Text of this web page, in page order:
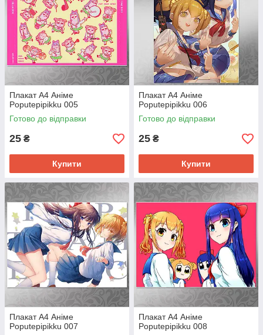
Плакат А4 Аніме
Poputepipikku 005
Готово до відправки
25 ₴
Купити
Плакат А4 Аніме
Poputepipikku 006
Готово до відправки
25 ₴
Купити
Плакат А4 Аніме
Poputepipikku 007
Плакат А4 Аніме
Poputepipikku 008